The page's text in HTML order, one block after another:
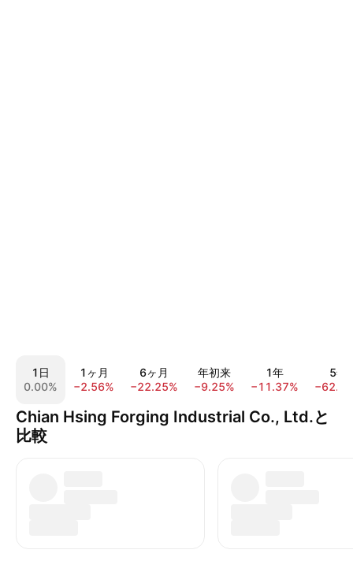
1日
0.00%
1ヶ月
−2.56%
6ヶ月
−22.25%
年初来
−9.25%
1年
−11.37%
5年
Chian Hsing Forging Industrial Co., Ltd.と
比較